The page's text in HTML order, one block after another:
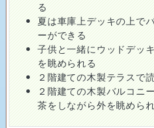
る
夏は車庫上デッキの上で
ーができる
子供と一緒にウッドデッ
を眺められる
２階建ての木製テラスで
２階建ての木製バルコニ
茶をしながら外を眺めら